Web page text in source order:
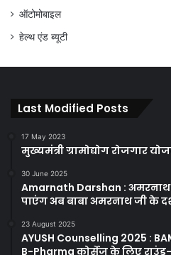
ऑटोमोबाइल
हेल्थ एंड ब्यूटी
Last Modified Posts
17 May 2023
मुख्यमंत्री ग्रामोद्योग रोजगार
30 June 2025
Amarnath Darshan : अमरनाथ
पाएंग अब बाबा अमरनाथ जी के
23 August 2025
AYUSH Counselling 2025 :
B-Pharma कोर्सेज के लिए